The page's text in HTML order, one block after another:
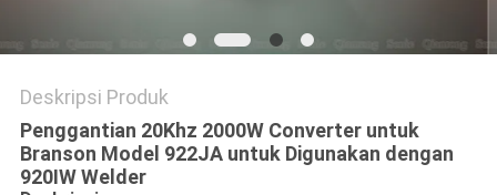
Deskripsi Produk
Penggantian 20Khz 2000W Converter untuk
Branson Model 922JA untuk Digunakan dengan
920IW Welder